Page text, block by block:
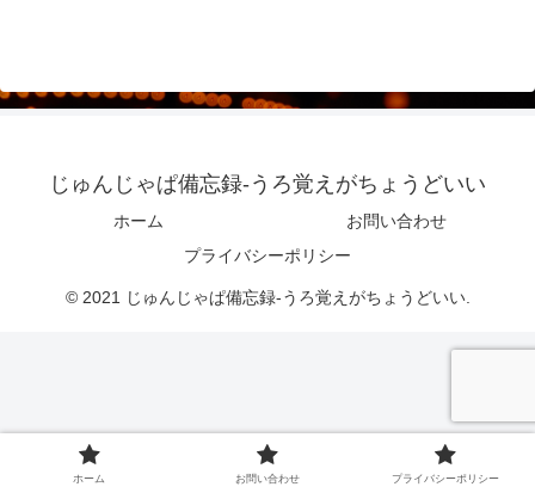
じゅんじゃぱ備忘録-うろ覚えがちょうどいい
ホーム
お問い合わせ
プライバシーポリシー
© 2021 じゅんじゃぱ備忘録-うろ覚えがちょうどいい.
ホーム お問い合わせ プライバシーポリシー